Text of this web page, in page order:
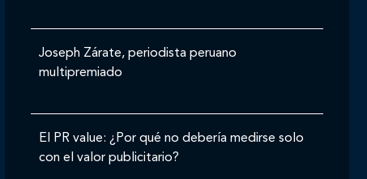
Joseph Zárate, periodista peruano
multipremiado
El PR value: ¿Por qué no debería medirse solo
con el valor publicitario?